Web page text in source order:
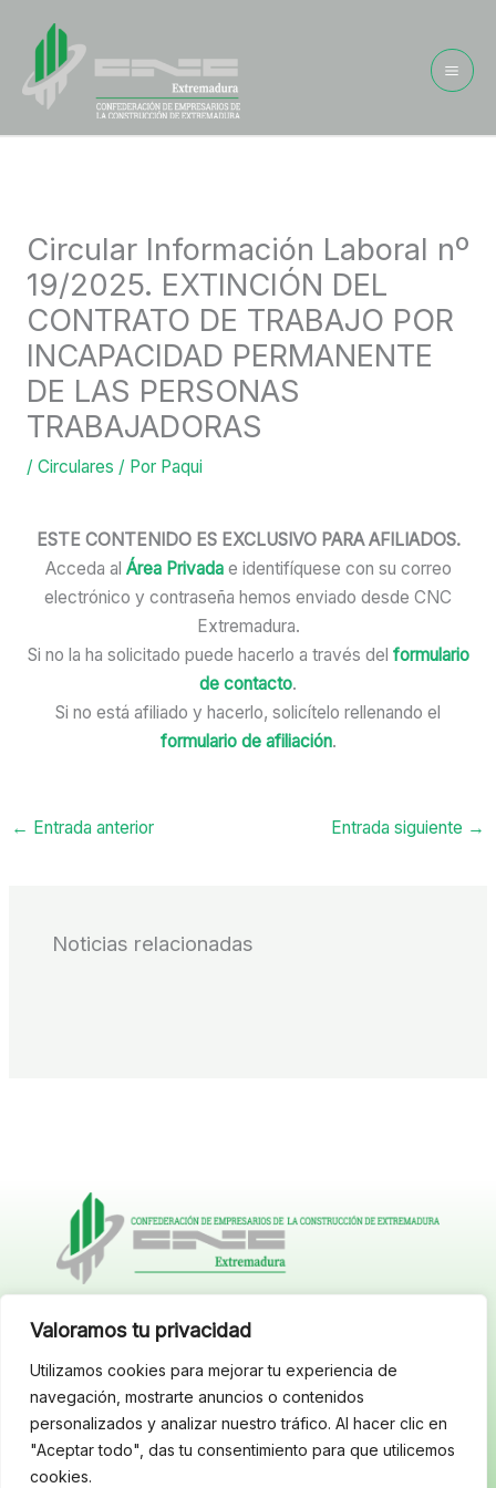
Valoramos tu privacidad
Utilizamos cookies para mejorar tu experiencia de
navegación, mostrarte anuncios o contenidos
personalizados y analizar nuestro tráfico. Al hacer clic en
"Aceptar todo", das tu consentimiento para que utilicemos
cookies.
contenido
Circular Información Laboral nº
19/2025. EXTINCIÓN DEL
CONTRATO DE TRABAJO POR
INCAPACIDAD PERMANENTE
DE LAS PERSONAS
TRABAJADORAS
/ Circulares / Por Paqui
ESTE CONTENIDO ES EXCLUSIVO PARA AFILIADOS.
Acceda al Área Privadae identifíquese con su correo
electrónico y contraseña hemos enviado desde CNC
Extremadura.
Si no la ha solicitado puede hacerlo a través del formulario
de contacto.
Si no está afiliado y hacerlo, solicítelo rellenando el
formulario de afiliación.
← Entrada anterior Entrada siguiente →
Noticias relacionadas
C/ San Pedro, 2. Locales 14-15 • 10003
E-mail: cncextremadura@cncextremadura.com
Delegación Badajoz:
C/ Arturo Barea, 11, 1º • 06011 Badajoz